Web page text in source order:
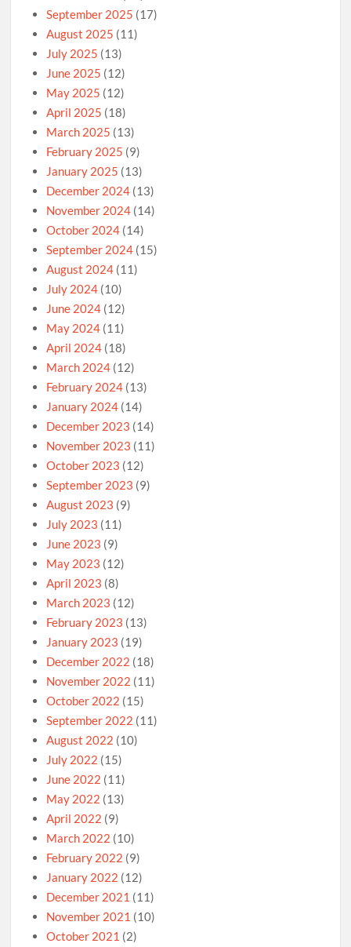
September 2025 (17)
August 2025 (11)
July 2025 (13)
June 2025 (12)
May 2025 (12)
April 2025 (18)
March 2025 (13)
February 2025 (9)
January 2025 (13)
December 2024 (13)
November 2024 (14)
October 2024 (14)
September 2024 (15)
August 2024 (11)
July 2024 (10)
June 2024 (12)
May 2024 (11)
April 2024 (18)
March 2024 (12)
February 2024 (13)
January 2024 (14)
December 2023 (14)
November 2023 (11)
October 2023 (12)
September 2023 (9)
August 2023 (9)
July 2023 (11)
June 2023 (9)
May 2023 (12)
April 2023 (8)
March 2023 (12)
February 2023 (13)
January 2023 (19)
December 2022 (18)
November 2022 (11)
October 2022 (15)
September 2022 (11)
August 2022 (10)
July 2022 (15)
June 2022 (11)
May 2022 (13)
April 2022 (9)
March 2022 (10)
February 2022 (9)
January 2022 (12)
December 2021 (11)
November 2021 (10)
October 2021 (2)